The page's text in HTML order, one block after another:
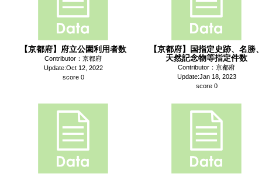
【京都府】府立公園利用者数
Contributor：京都府
Update:Oct 12, 2022
score 0
【京都府】国指定史跡、名勝
天然記念物等指定件数
Contributor：京都府
Update:Jan 18, 2023
score 0